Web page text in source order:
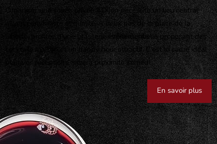
Organiser une soirée privée à Dijon nécessite un lieu central
alliant convivialité et qualité. À deux pas de la place de la
Liberté, profitez d'une brasserie événementielle proposant des
cocktails maison et un happy hour attractif. C'est le cadre idéal
pour vos réceptions, situé à proximité immédi...
En savoir plus